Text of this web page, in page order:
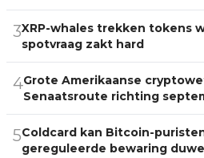
3XRP-whales trekken tokens
spotvraag zakt hard
4Grote Amerikaanse
Senaatsroute richting
5Coldcard kan Bitcoin-
gereguleerde bewaring